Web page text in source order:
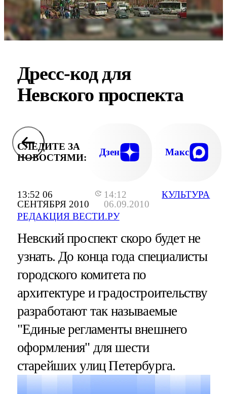
13:52 06
СЕНТЯБРЯ 2010
14:12
06.09.2010
РЕДАКЦИЯ ВЕСТИ.РУ
КУЛЬТУРА
Дресс-код для
Невского проспекта
СЛЕДИТЕ ЗА
НОВОСТЯМИ:
Дзен Макс
Невский проспект скоро будет не
узнать. До конца года специалисты
городского комитета по
архитектуре и градостроительству
разработают так называемые
"Единые регламенты внешнего
оформления" для шести
старейших улиц Петербурга.